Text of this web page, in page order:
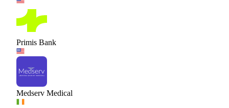
Primis Bank
Medserv Medical